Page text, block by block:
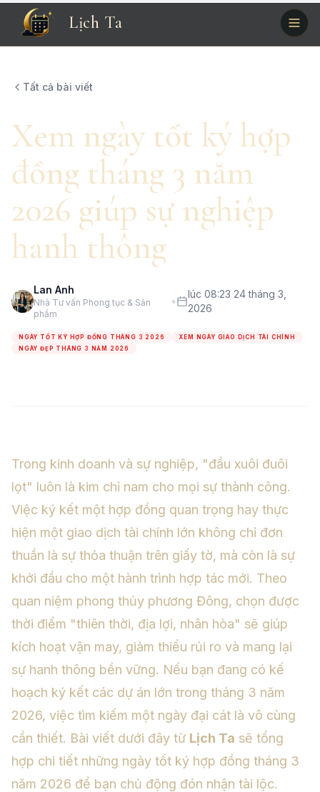
Lịch Ta
Tất cả bài viết
Xem ngày tốt ký hợp
đồng tháng 3 năm
2026 giúp sự nghiệp
hanh thông
Lan Anh
Nhà Tư vấn Phong tục & Sản
phẩm
•
lúc 08:23 24 tháng 3,
2026
NGÀY TỐT KÝ HỢP ĐỒNG THÁNG 3 2026
XEM NGÀY GIAO DỊCH TÀI CHÍNH
NGÀY ĐẸP THÁNG 3 NĂM 2026
Trong kinh doanh và sự nghiệp, "đầu xuôi đuôi
lọt" luôn là kim chỉ nam cho mọi sự thành công.
Việc ký kết một hợp đồng quan trọng hay thực
hiện một giao dịch tài chính lớn không chỉ đơn
thuần là sự thỏa thuận trên giấy tờ, mà còn là sự
khởi đầu cho một hành trình hợp tác mới. Theo
quan niệm phong thủy phương Đông, chọn được
thời điểm "thiên thời, địa lợi, nhân hòa" sẽ giúp
kích hoạt vận may, giảm thiểu rủi ro và mang lại
sự hanh thông bền vững. Nếu bạn đang có kế
hoạch ký kết các dự án lớn trong tháng 3 năm
2026, việc tìm kiếm một ngày đại cát là vô cùng
cần thiết. Bài viết dưới đây từ Lịch Ta sẽ tổng
hợp chi tiết những ngày tốt ký hợp đồng tháng 3
năm 2026 để bạn chủ động đón nhận tài lộc.